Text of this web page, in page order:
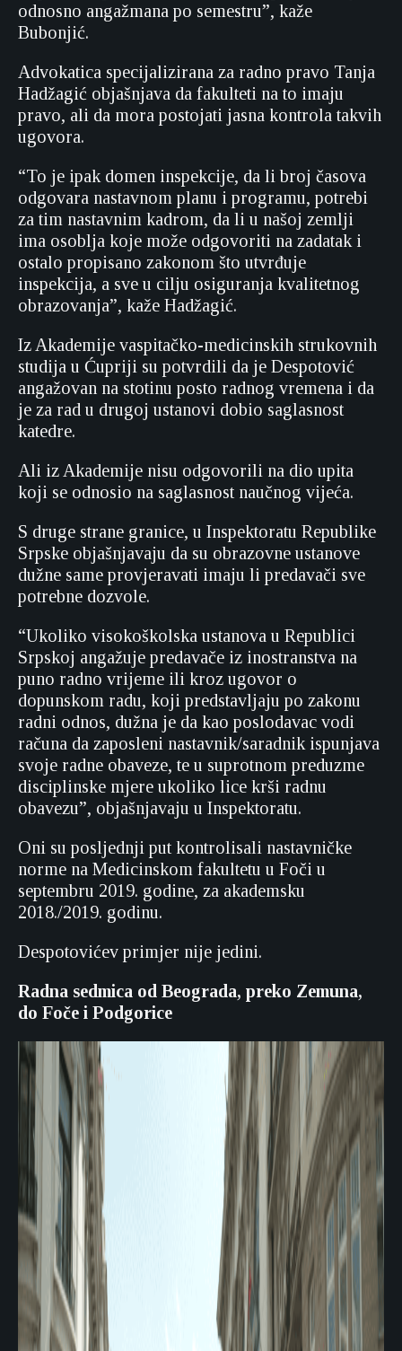
odnosno angažmana po semestru”, kaže
Bubonjić.
Advokatica specijalizirana za radno pravo Tanja
Hadžagić objašnjava da fakulteti na to imaju
pravo, ali da mora postojati jasna kontrola takvih
ugovora.
“To je ipak domen inspekcije, da li broj časova
odgovara nastavnom planu i programu, potrebi
za tim nastavnim kadrom, da li u našoj zemlji
ima osoblja koje može odgovoriti na zadatak i
ostalo propisano zakonom što utvrđuje
inspekcija, a sve u cilju osiguranja kvalitetnog
obrazovanja”, kaže Hadžagić.
Iz Akademije vaspitačko-medicinskih strukovnih
studija u Ćupriji su potvrdili da je Despotović
angažovan na stotinu posto radnog vremena i da
je za rad u drugoj ustanovi dobio saglasnost
katedre.
Ali iz Akademije nisu odgovorili na dio upita
koji se odnosio na saglasnost naučnog vijeća.
S druge strane granice, u Inspektoratu Republike
Srpske objašnjavaju da su obrazovne ustanove
dužne same provjeravati imaju li predavači sve
potrebne dozvole.
“Ukoliko visokoškolska ustanova u Republici
Srpskoj angažuje predavače iz inostranstva na
puno radno vrijeme ili kroz ugovor o
dopunskom radu, koji predstavljaju po zakonu
radni odnos, dužna je da kao poslodavac vodi
računa da zaposleni nastavnik/saradnik ispunjava
svoje radne obaveze, te u suprotnom preduzme
disciplinske mjere ukoliko lice krši radnu
obavezu”, objašnjavaju u Inspektoratu.
Oni su posljednji put kontrolisali nastavničke
norme na Medicinskom fakultetu u Foči u
septembru 2019. godine, za akademsku
2018./2019. godinu.
Despotovićev primjer nije jedini.
Radna sedmica od Beograda, preko Zemuna,
do Foče i Podgorice